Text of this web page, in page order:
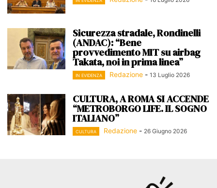
Sicurezza stradale, Rondinelli
(ANDAC): “Bene
provvedimento MIT su airbag
Takata, noi in prima linea”
IN EVIDENZA Redazione - 13 Luglio 2026
CULTURA, A ROMA SI ACCENDE
“METROBORGO LIFE. IL SOGNO
ITALIANO”
CULTURA Redazione - 26 Giugno 2026